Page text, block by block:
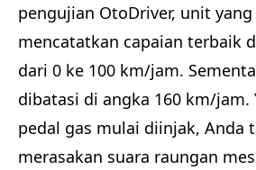
pengujian OtoDriver, unit
mencatatkan capaian terbaik
dari 0 ke 100 km/jam.
dibatasi di angka 160 km/jam.
pedal gas mulai diinjak, Anda
merasakan suara raungan